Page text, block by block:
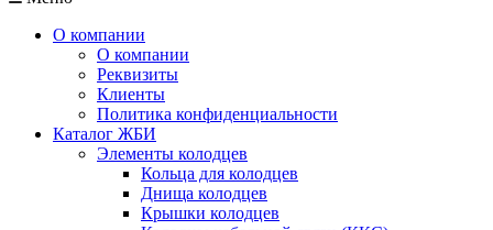
О компании
О компании
Реквизиты
Клиенты
Политика конфиденциальности
Каталог ЖБИ
Элементы колодцев
Кольца для колодцев
Днища колодцев
Крышки колодцев